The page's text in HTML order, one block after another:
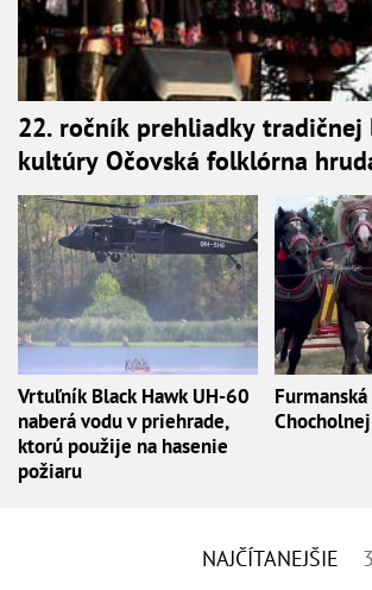
22. ročník prehliadky tradičnej
kultúry Očovská folklórna
Vrtuľník Black Hawk UH-60
naberá vodu v priehrade,
ktorú použije na hasenie
požiaru
NAJČÍTANEJŠIE